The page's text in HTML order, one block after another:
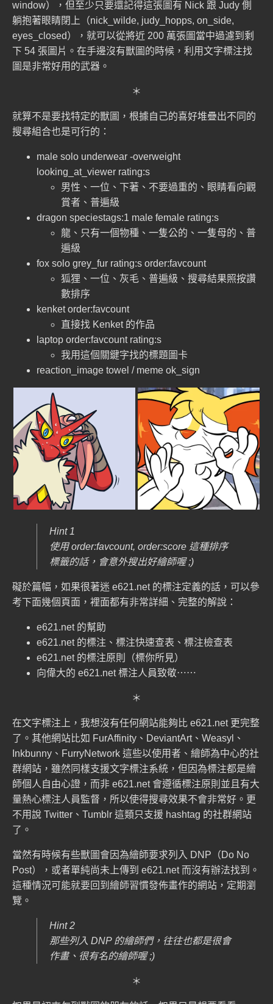
window），但至少只要還記得這張圖有 Nick 跟 Judy 側
躺抱著眼睛閉上（nick_wilde, judy_hopps, on_side,
eyes_closed ），就可以從將近 200 萬張圖當中過濾到剩
下 54 張圖片。在手邊沒有獸圖的時候，利用文字標注找
圖是非常好用的武器。
＊
就算不是要找特定的獸圖，根據自己的喜好堆疊出不同的
搜尋組合也是可行的：
male solo underwear -overweight
looking_at_viewer rating:s
男性、一位、下著、不要過重的、眼睛看向觀
賞者、普遍級
dragon speciestags:1 male female rating:s
龍、只有一個物種、一隻公的、一隻母的、普
遍級
fox solo grey_fur rating:s order:favcount
狐狸、一位、灰毛、普遍級、搜尋結果照按讚
數排序
kenket order:favcount
直接找 Kenket 的作品
laptop order:favcount rating:s
我用這個關鍵字找的標題圖卡
reaction_image towel / meme ok_sign
Hint 1
使用 order:favcount, order:score 這種排序
標籤的話，會意外搜出好繪師喔 ;)
礙於篇幅，如果很著迷 e621.net 的標注定義的話，可以參
考下面幾個頁面，裡面都有非常詳細、完整的解說：
e621.net 的幫助
e621.net 的標注 、 標注快速查表 、 標注檢查表
e621.net 的標注原則（標你所見）
向偉大的 e621.net 標注人員致敬⋯⋯
＊
在文字標注上，我想沒有任何網站能夠比 e621.net 更完整
了。其他網站比如 FurAffinity 、 DeviantArt、 Weasyl 、
Inkbunny 、 FurryNetwork 這些以使用者、繪師為中心的社
群網站，雖然同樣支援文字標注系統，但因為標注都是繪
師個人自由心證，而非 e621.net 會遵循標注原則並且有大
量熱心標注人員監督，所以使得搜尋效果不會非常好。更
不用說 Twitter、Tumblr 這類只支援 hashtag 的社群網站
了。
當然有時候有些獸圖會因為繪師要求列入 DNP（Do No
Post），或者單純尚未上傳到 e621.net 而沒有辦法找到。
這種情況可能就要回到繪師習慣發佈畫作的網站，定期瀏
覽。
Hint 2
那些列入 DNP 的繪師們，往往也都是很會
作畫、很有名的繪師喔 ;)
＊